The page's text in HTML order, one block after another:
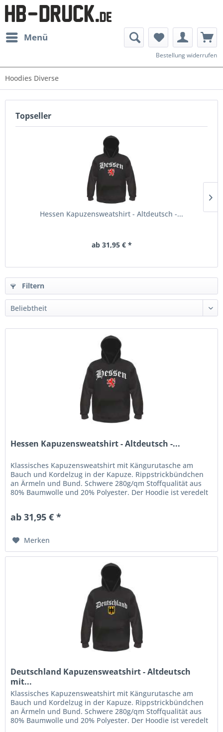
Menü
Bestellung widerrufen
Hoodies Diverse
Topseller
Hessen Kapuzensweatshirt - Altdeutsch -...
ab 31,95 € *
Filtern
Hessen Kapuzensweatshirt - Altdeutsch -...
Klassisches Kapuzensweatshirt mit Kängurutasche am
Bauch und Kordelzug in der Kapuze. Rippstrickbündchen
an Ärmeln und Bund. Schwere 280g/qm Stoffqualität aus
80% Baumwolle und 20% Polyester. Der Hoodie ist veredelt
ab 31,95 € *
Merken
Deutschland Kapuzensweatshirt - Altdeutsch
mit...
Klassisches Kapuzensweatshirt mit Kängurutasche am
Bauch und Kordelzug in der Kapuze. Rippstrickbündchen
an Ärmeln und Bund. Schwere 280g/qm Stoffqualität aus
80% Baumwolle und 20% Polyester. Der Hoodie ist veredelt